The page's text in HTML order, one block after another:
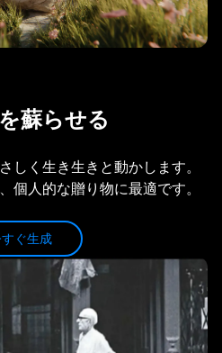
蘇らせる
しく生き生きと動かします。
個人的な贈り物に最適です。
ぐ生成